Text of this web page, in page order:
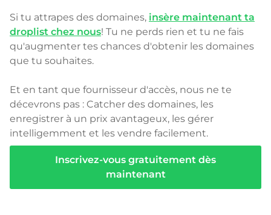
Si tu attrapes des domaines, insère maintenant ta
droplist chez nous! Tu ne perds rien et tu ne fais
qu'augmenter tes chances d'obtenir les domaines
que tu souhaites.
Et en tant que fournisseur d'accès, nous ne te
décevrons pas : Catcher des domaines, les
enregistrer à un prix avantageux, les gérer
intelligemment et les vendre facilement.
Inscrivez-vous gratuitement dès
maintenant